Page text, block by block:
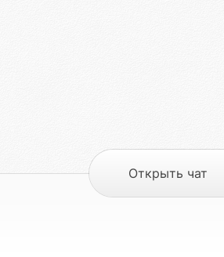
Открыть чат